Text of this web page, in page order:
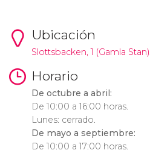
Ubicación
Slottsbacken, 1 (Gamla Stan).
Horario
De octubre a abril:
De 10:00 a 16:00 horas.
Lunes: cerrado.
De mayo a septiembre:
De 10:00 a 17:00 horas.